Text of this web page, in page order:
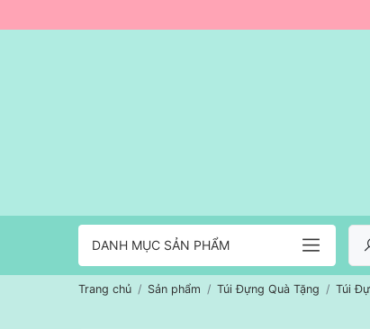
DANH MỤC SẢN PHẨM
Trang chủ Sản phẩm Túi Đựng Quà Tặng Túi